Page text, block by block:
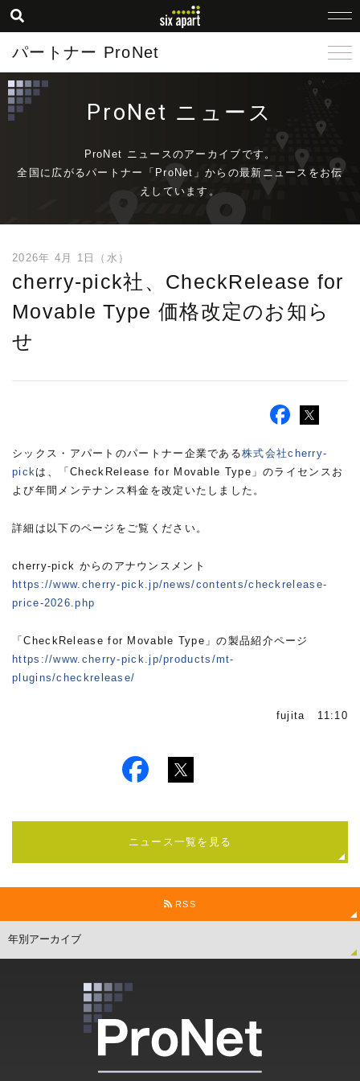
パートナー ProNet
ProNet ニュース
ProNet ニュースのアーカイブです。
全国に広がるパートナー「ProNet」からの最新ニュースをお伝
えしています。
2026年 4月 1日（水）
cherry-pick社、CheckRelease for
Movable Type 価格改定のお知ら
せ
シックス・アパートのパートナー企業である株式会社cherry-
pickは、「CheckRelease for Movable Type」のライセンスお
よび年間メンテナンス料金を改定いたしました。
詳細は以下のページをご覧ください。
cherry-pick からのアナウンスメント
https://www.cherry-pick.jp/news/contents/checkrelease-
price-2026.php
「CheckRelease for Movable Type」の製品紹介ページ
https://www.cherry-pick.jp/products/mt-
plugins/checkrelease/
fujita 11:10
ニュース一覧を見る
RSS